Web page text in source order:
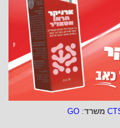
משרד:
GO